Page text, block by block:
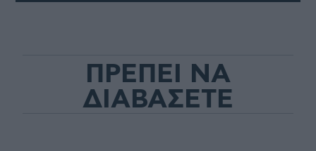
ΠΡΕΠΕΙ ΝΑ
ΔΙΑΒΑΣΕΤΕ